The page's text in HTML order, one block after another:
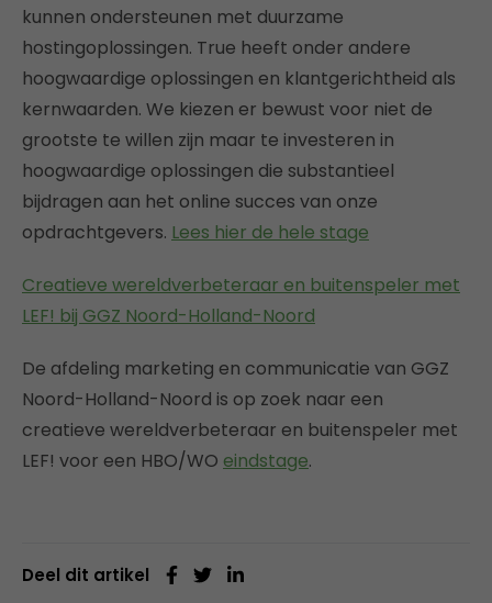
kunnen ondersteunen met duurzame
hostingoplossingen. True heeft onder andere
hoogwaardige oplossingen en klantgerichtheid als
kernwaarden. We kiezen er bewust voor niet de
grootste te willen zijn maar te investeren in
hoogwaardige oplossingen die substantieel
bijdragen aan het online succes van onze
opdrachtgevers. Lees hier de hele stage
Creatieve wereldverbeteraar en buitenspeler met
LEF! bij GGZ Noord-Holland-Noord
De afdeling marketing en communicatie van GGZ
Noord-Holland-Noord is op zoek naar een
creatieve wereldverbeteraar en buitenspeler met
LEF! voor een HBO/WO eindstage.
Deel dit artikel